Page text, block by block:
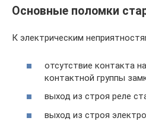
Основные поломки
К электрическим
отсутствие контакта
контактной группы
выход из строя реле
выход из строя